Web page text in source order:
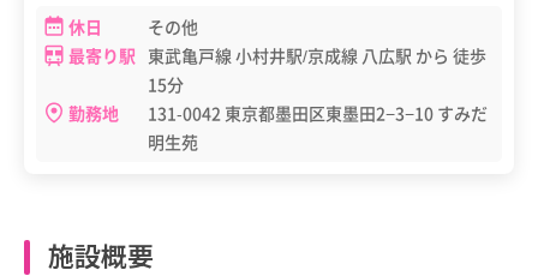
休日
その他
最寄り駅 東武亀戸線 小村井駅/京成線 八広駅 から 徒歩
15分
勤務地
131-0042 東京都墨田区東墨田2−3−10 すみだ
明生苑
施設概要